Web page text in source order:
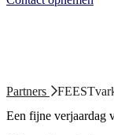
Partners
Een fijne verjaardag